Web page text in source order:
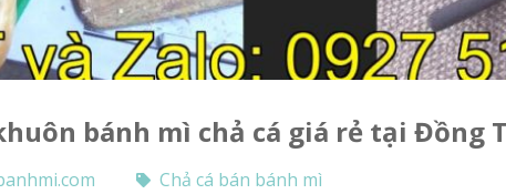
bánh mì chả cá giá rẻ tại Đồng
Chả cá bán bánh mì